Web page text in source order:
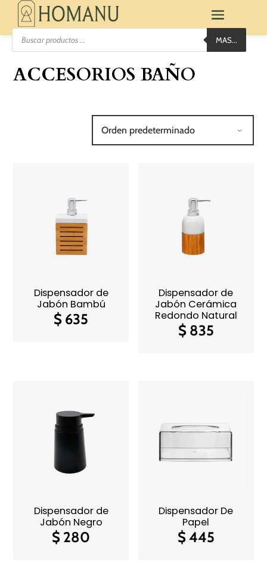
Búsqueda
productos
MAS...
ACCESORIOS BAÑO
Dispensador de
Jabón Bambú
$ 635
Dispensador de
Jabón Cerámica
Redondo Natural
$835
Dispensador de
Jabón Negro
$ 280
Dispensador De
Papel
$445